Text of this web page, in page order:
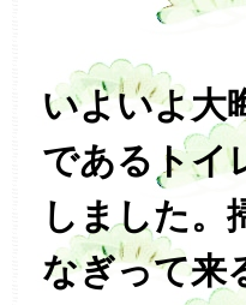
いよいよ大
であるトイ
しました。
なぎって来